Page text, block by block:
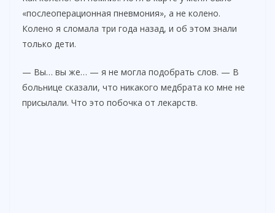
«послеоперационная пневмония», а не колено.
Колено я сломала три года назад, и об этом знали
только дети.
— Вы… вы же… — я не могла подобрать слов. — В
больнице сказали, что никакого медбрата ко мне не
присылали. Что это побочка от лекарств.